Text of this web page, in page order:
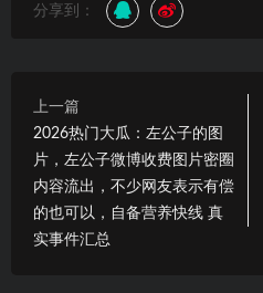
分享到：
上一篇
2026热门大瓜：左公子的图
片，左公子微博收费图片密圈
内容流出，不少网友表示有偿
的也可以，自备营养快线 真
实事件汇总